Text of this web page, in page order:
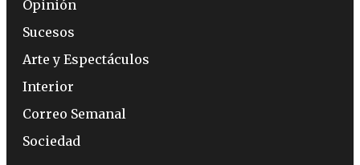
Opinión
Sucesos
Arte y Espectáculos
Interior
Correo Semanal
Sociedad